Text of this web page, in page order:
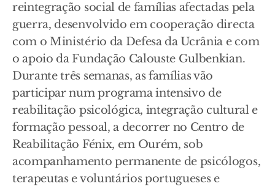
reintegração social de famílias afectadas pela
guerra, desenvolvido em cooperação directa
com o Ministério da Defesa da Ucrânia e com
o apoio da Fundação Calouste Gulbenkian.
Durante três semanas, as famílias vão
participar num programa intensivo de
reabilitação psicológica, integração cultural e
formação pessoal, a decorrer no Centro de
Reabilitação Fénix, em Ourém, sob
acompanhamento permanente de psicólogos,
terapeutas e voluntários portugueses e